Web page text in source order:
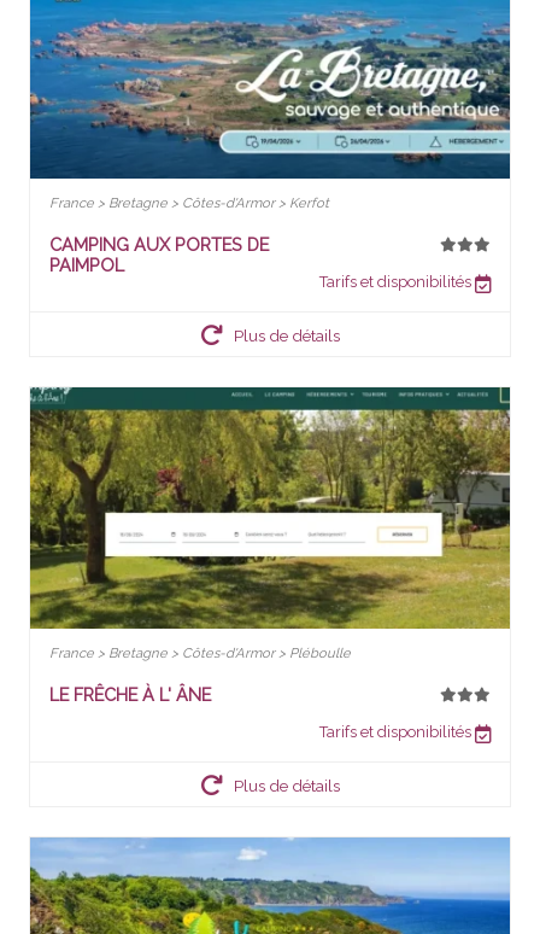
France > Bretagne > Côtes-d'Armor > Kerfot
CAMPING AUX PORTES DE
PAIMPOL
Tarifs et disponibilités
Plus de détails
France > Bretagne > Côtes-d'Armor > Pléboulle
LE FRÊCHE À L' ÂNE
Tarifs et disponibilités
Plus de détails